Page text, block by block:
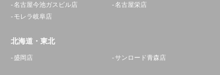
名古屋今池ガスビル店
名古屋栄店
モレラ岐阜店
北海道・東北
盛岡店 サンロード青森店